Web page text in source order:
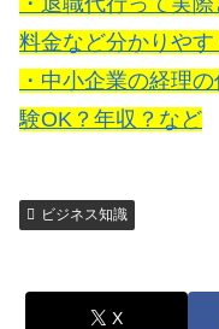
料金など分かりやす
・中小企業の経理
験OK？年収？など
ビジネス知識
X